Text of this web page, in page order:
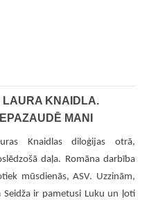
LAURA KNAIDLA.
MANI
Knaidlas diloģijas otrā,
daļa. Romāna darbība
mūsdienās, ASV. Uzzinām,
Seidža ir pametusi Luku un ļoti